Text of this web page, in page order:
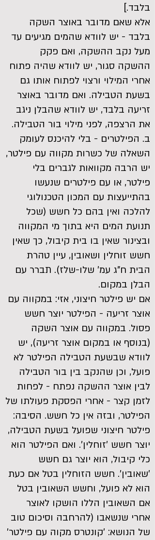
בלבד.]
אלא שאם מדובר באוצר השקה
בלבד - יש לוודא שהמים מגיעים עד
מעל נקב ההשקה, ואם פקק
ההשקה סגור, יש לוודא שהיה פתוח
אחרי המילוי ורצוי לפתוח אותו גם
בשעת הטבילה. ואם מדובר באוצר
זריעה בלבד, יש לוודא שהבלן ניגב
את הרצפה, לפני מילוי בור הטבילה.
ב. הפילטרים - בלי להיכנס לעומק
השאלה של כשרות מקווה עם פילטר,
יש הרבה מקוואות לגברים בלי
פילטר, או עם פילטרים שנעשו
בהתייעצות עם המכון הטכנולוגי
להלכה ואין בהם כל חשש (שכל
תנועת המים היא בתוך מי המקווה
ובצינור שאין בו בית קיבול, כך שאין
חשש זוחלין ושאובין, עיין טהרת
הבית ח"ג עמ' שלו-שלז). תברר עם
הבלן במקום.
אם יש פילטר חיצוני, אזי: במקווה עם
אוצר זריעה - הפילטר יוצר חשש
פסול. במקווה עם אוצר השקה
(בנוסף או במקום אוצר זריעה), יש
לוודא שבשעת הטבילה הפילטר לא
פועל, וכן שהנקב בין בור הטבילה
לבין אוצר ההשקה נפתח - לפחות
לזמן קצר - אחרי הפסקת פעולתו של
הפילטר, ובזה אין כל חשש. הסיבה:
פילטר חיצוני שפועל בשעת הטבילה,
יוצר חשש 'זוחלין'. ואם הפילטר הוא
כלי קיבול, הוא יוצר גם חשש
'שאובין'. חשש הזוחלין בטל אם כעת
הוא לא פועל, וחשש השאובין בטל
אם השאובין הללו הושקו לאוצר
אחרי שנשאבו (להרחבה וסיכום טוב
של הנושא: 'קונטרס מקוה עם פילטר'